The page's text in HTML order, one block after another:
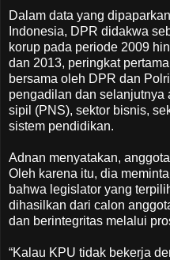
Dalam data yang
Indonesia, DPR didakwa
korup pada periode 2009
dan 2013, peringkat
bersama oleh DPR dan
pengadilan dan selanjutnya
sipil (PNS), sektor bisnis,
sistem pendidikan.
Adnan menyatakan,
Oleh karena itu, dia
bahwa legislator yang
dihasilkan dari calon
dan berintegritas melalui
“Kalau KPU tidak bekerja